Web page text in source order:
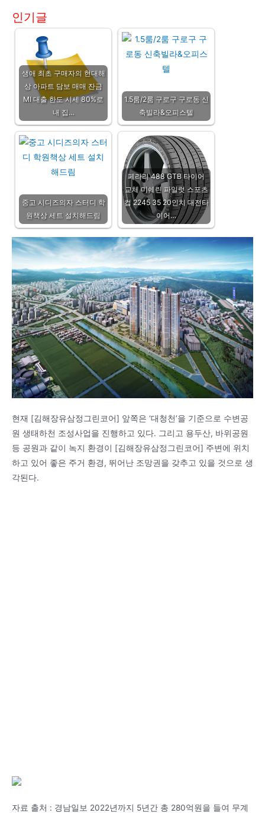
인기글
생애 최초 구매자의 현대해
상 아파트 담보 매매 잔금
MI 대출 한도 시세 80%로
내 집…
1.5룸/2룸 구로구 구로동 신
축빌라&오피스텔
중고 시디즈의자 스터디 학
원책상 세트 설치해드림
페라리 488 GTB 타이어
교체 미쉐린 파일럿 스포츠
컵 2245 35 20인치 대전타
이어…
현재 [김해장유삼정그린코어] 앞쪽은 ‘대청천’을 기준으로 수변공
원 생태하천 조성사업을 진행하고 있다. 그리고 용두산, 바위공원
등 공원과 같이 녹지 환경이 [김해장유삼정그린코어] 주변에 위치
하고 있어 좋은 주거 환경, 뛰어난 조망권을 갖추고 있을 것으로 생
각된다.
자료 출처 : 경남일보 2022년까지 5년간 총 280억원을 들여 무계